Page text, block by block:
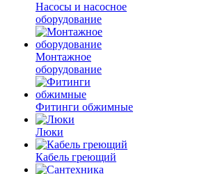
Насосы и насосное
оборудование
Монтажное
оборудование
Фитинги обжимные
Люки
Кабель греющий